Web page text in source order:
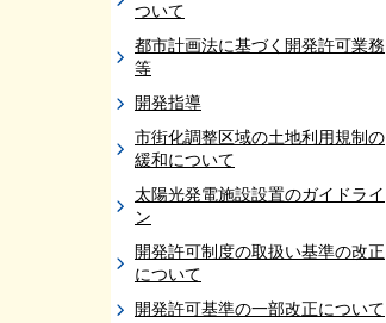
ついて
都市計画法に基づく開発許可業務
等
開発指導
市街化調整区域の土地利用規制の
緩和について
太陽光発電施設設置のガイドライ
ン
開発許可制度の取扱い基準の改正
について
開発許可基準の一部改正について